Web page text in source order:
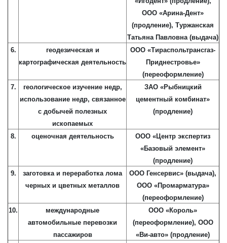
ООО «Арина-Дент»
(продление), Туржанская
Татьяна Павловна (выдача)
6.
геодезическая и
картографическая деятельность
ООО «Тираспольтрансгаз-
Приднестровье»
(переоформление)
7.
геологическое изучение недр,
использование недр, связанное
с добычей полезных
ископаемых
ЗАО «Рыбницкий
цементный комбинат»
(продление)
8. оценочная деятельность
ООО «Центр экспертиз
«Базовый элемент»
(продление)
9.
заготовка и переработка лома
черных и цветных металлов
ООО Генсервис» (выдача),
ООО «Промарматура»
(переоформление)
10.
международные
автомобильные перевозки
пассажиров
ООО «Король»
(переоформление), ООО
«Ви-авто» (продление)